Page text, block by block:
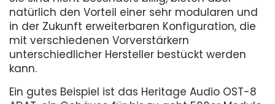
natürlich den Vorteil einer sehr modularen und
in der Zukunft erweiterbaren Konfiguration, die
mit verschiedenen Vorverstärkern
unterschiedlicher Hersteller bestückt werden
kann.
Ein gutes Beispiel ist das Heritage Audio OST-8